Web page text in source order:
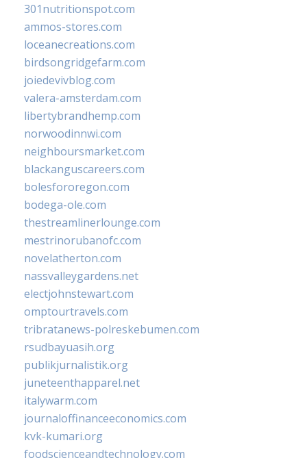
301nutritionspot.com
ammos-stores.com
loceanecreations.com
birdsongridgefarm.com
joiedevivblog.com
valera-amsterdam.com
libertybrandhemp.com
norwoodinnwi.com
neighboursmarket.com
blackanguscareers.com
bolesfororegon.com
bodega-ole.com
thestreamlinerlounge.com
mestrinorubanofc.com
novelatherton.com
nassvalleygardens.net
electjohnstewart.com
omptourtravels.com
tribratanews-polreskebumen.com
rsudbayuasih.org
publikjurnalistik.org
juneteenthapparel.net
italywarm.com
journaloffinanceeconomics.com
kvk-kumari.org
foodscienceandtechnology.com